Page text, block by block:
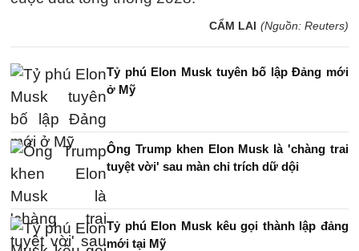
CẨM LAI (Nguồn: Reuters)
Tỷ phú Elon Musk tuyên bố lập Đảng mới
ở Mỹ
Ông Trump khen Elon Musk là 'chàng trai
tuyệt vời' sau màn chỉ trích dữ dội
Tỷ phú Elon Musk kêu gọi thành lập đảng
mới tại Mỹ